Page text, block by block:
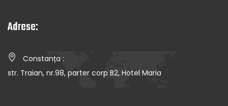
Adrese:
Constanța :
str. Traian, nr.98, parter corp B2, Hotel Maria